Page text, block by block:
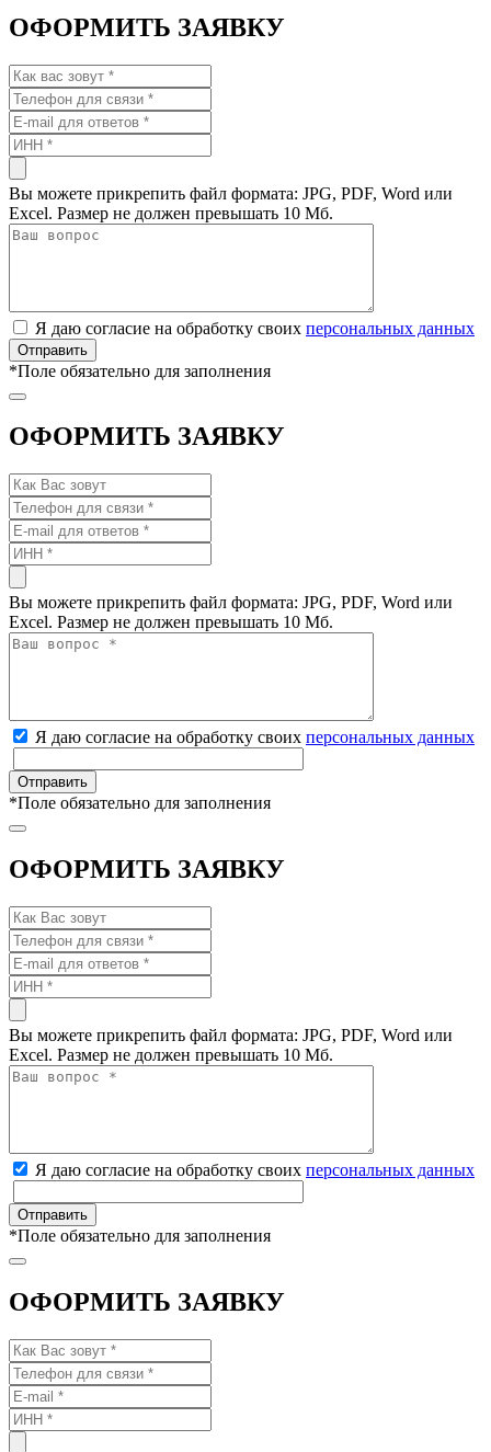
ОФОРМИТЬ ЗАЯВКУ
Вы можете прикрепить файл формата: JPG, PDF, Word или
Excel. Размер не должен превышать 10 Мб.
Я даю согласие на обработку своих персональных данных
*Поле обязательно для заполнения
ОФОРМИТЬ ЗАЯВКУ
Вы можете прикрепить файл формата: JPG, PDF, Word или
Excel. Размер не должен превышать 10 Мб.
Я даю согласие на обработку своих персональных данных
*Поле обязательно для заполнения
ОФОРМИТЬ ЗАЯВКУ
Вы можете прикрепить файл формата: JPG, PDF, Word или
Excel. Размер не должен превышать 10 Мб.
Я даю согласие на обработку своих персональных данных
*Поле обязательно для заполнения
ОФОРМИТЬ ЗАЯВКУ